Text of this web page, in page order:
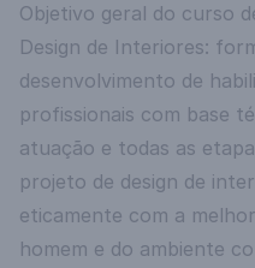
Objetivo geral do curso
Design de Interiores:
desenvolvimento de
profissionais com base
atuação e todas as
projeto de design de
eticamente com a
homem e do ambiente